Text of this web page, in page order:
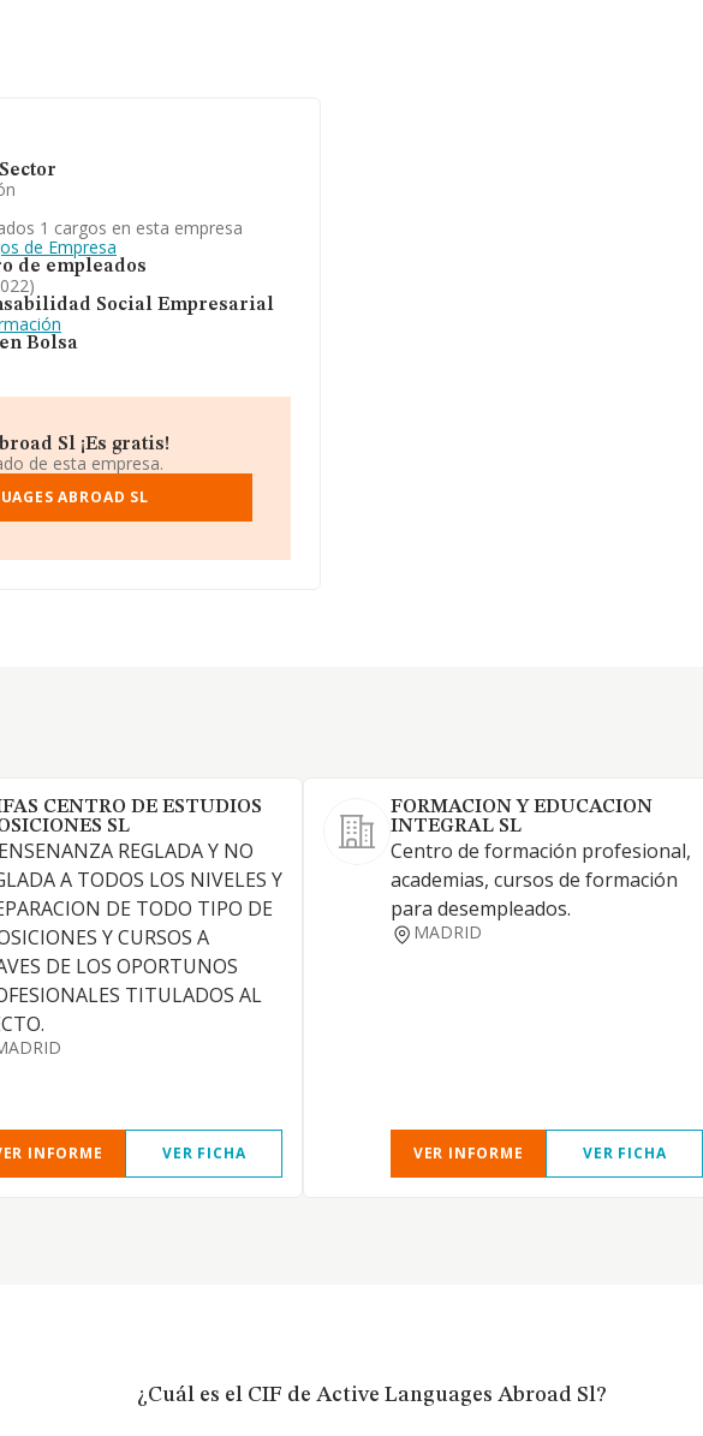
1 cargos en esta empresa
de Empresa
de empleados
Social Empresarial
Bolsa
Sl ¡Es gratis!
de esta empresa.
ABROAD SL
CENTRO DE ESTUDIOS
SL
REGLADA Y NO
A TODOS LOS NIVELES Y
DE TODO TIPO DE
Y CURSOS A
DE LOS OPORTUNOS
TITULADOS AL
INFORME VER FICHA
FORMACION Y EDUCACION
INTEGRAL SL
Centro de formación profesional,
academias, cursos de formación
para desempleados.
MADRID
VER INFORME VER FICHA
¿Cuál es el CIF de Active Languages Abroad Sl?